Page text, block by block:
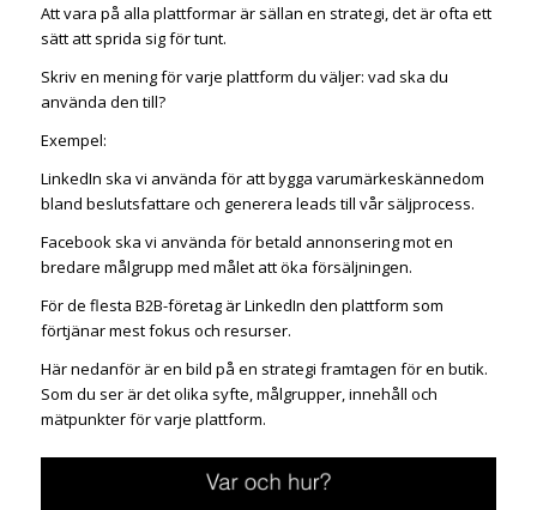
Att vara på alla plattformar är sällan en strategi, det är ofta ett
sätt att sprida sig för tunt.
Skriv en mening för varje plattform du väljer: vad ska du
använda den till?
Exempel:
LinkedIn ska vi använda för att bygga varumärkeskännedom
bland beslutsfattare och generera leads till vår säljprocess.
Facebook ska vi använda för betald annonsering mot en
bredare målgrupp med målet att öka försäljningen.
För de flesta B2B-företag är LinkedIn den plattform som
förtjänar mest fokus och resurser.
Här nedanför är en bild på en strategi framtagen för en butik.
Som du ser är det olika syfte, målgrupper, innehåll och
mätpunkter för varje plattform.